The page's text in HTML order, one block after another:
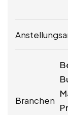
Branchen